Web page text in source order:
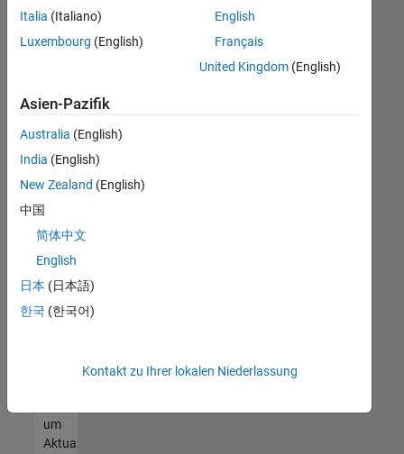
alle
Stellenangebote
anzeigen .
noch
keine
offenen
Stellen
können,
die
Ihren
entsprechen,
werden
unseres
um
Aktualisierungen
Italia (Italiano)
Luxembourg (English)
English
Français
United Kingdom(English)
Asien-Pazifik
Australia (English)
India (English)
New Zealand (English)
中国
简体中文
English
日本 (日本語)
한국 (한국어)
Kontakt zu Ihrer lokalen Niederlassung